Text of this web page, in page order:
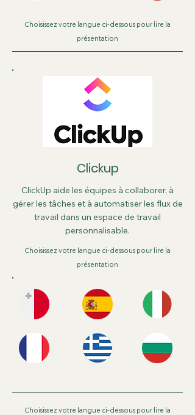
Choisissez votre langue ci-dessous pour lire la
présentation
Clickup
ClickUp aide les équipes à collaborer, à
gérer les tâches et à automatiser les flux de
travail dans un espace de travail
personnalisable.
Choisissez votre langue ci-dessous pour lire la
présentation
Choisissez votre langue ci-dessous pour lire la